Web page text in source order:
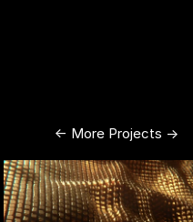
<- More Projects ->